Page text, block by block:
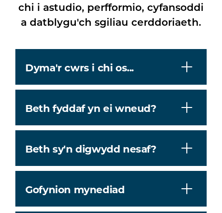
chi i astudio, perfformio, cyfansoddi
a datblygu'ch sgiliau cerddoriaeth.
Dyma'r cwrs i chi os...
Beth fyddaf yn ei wneud?
Beth sy'n digwydd nesaf?
Gofynion mynediad